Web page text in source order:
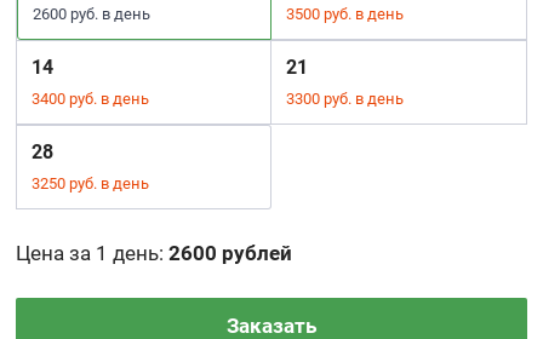
2600 руб. в день 3500 руб. в день
14
3400 руб. в день
21
3300 руб. в день
28
3250 руб. в день
Цена за 1 день:2600 рублей
Заказать